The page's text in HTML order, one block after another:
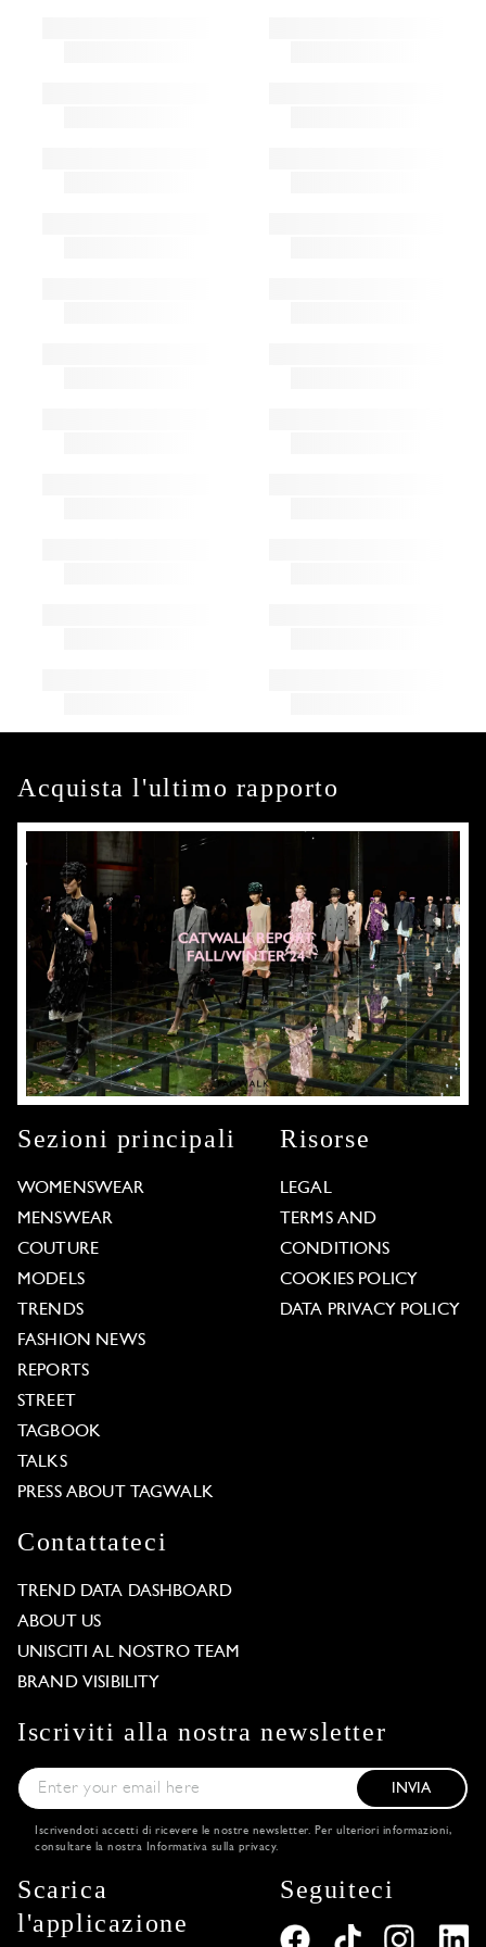
Acquista l'ultimo rapporto
Sezioni principali
WOMENSWEAR
MENSWEAR
COUTURE
MODELS
TRENDS
FASHION NEWS
REPORTS
STREET
TAGBOOK
TALKS
PRESS ABOUT TAGWALK
Risorse
LEGAL
TERMS AND
CONDITIONS
COOKIES POLICY
DATA PRIVACY POLICY
Contattateci
TREND DATA DASHBOARD
ABOUT US
UNISCITI AL NOSTRO TEAM
BRAND VISIBILITY
Iscriviti alla nostra newsletter
INVIA
Iscrivendoti accetti di ricevere le nostre newsletter. Per ulteriori informazioni,
consultare la nostra
Informativa sulla privacy.
Scarica
l'applicazione
Seguiteci